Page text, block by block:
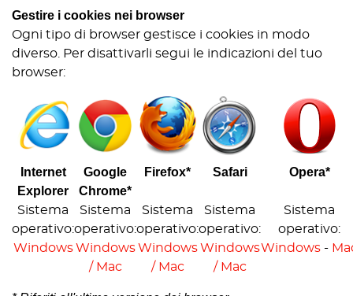
Gestire i cookies nei browser
Ogni tipo di browser gestisce i cookies in modo
diverso. Per disattivarli segui le indicazioni del tuo
browser:
Internet
Explorer
Google
Chrome*
Firefox* Safari Opera*
Sistema
operativo:
Windows
Sistema
operativo:
Windows
/ Mac
Sistema
operativo:
Windows
/ Mac
Sistema
operativo:
Windows
/ Mac
Sistema
operativo:
Windows -